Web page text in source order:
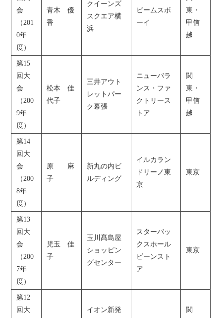
会
（201
0年
度）
青木 優
香
クイーンズ
スクエア横
浜
ビームスボ
ーイ
東・
甲信
越
第15
回大
会
（200
9年
度）
松本 佳
代子
三井アウト
レットパー
ク幕張
ニューバラ
ンス・ファ
クトリース
トア
関
東・
甲信
越
第14
回大
会
（200
8年
度）
原 麻
子
新丸の内ビ
ルディング
イルカラン
ドリーノ東
京
東京
第13
回大
会
（200
7年
度）
児玉 佳
子
玉川髙島屋
ショッピン
グセンター
スターバッ
クスホール
ビーンスト
ア
東京
第12
回大
イオン新発
関